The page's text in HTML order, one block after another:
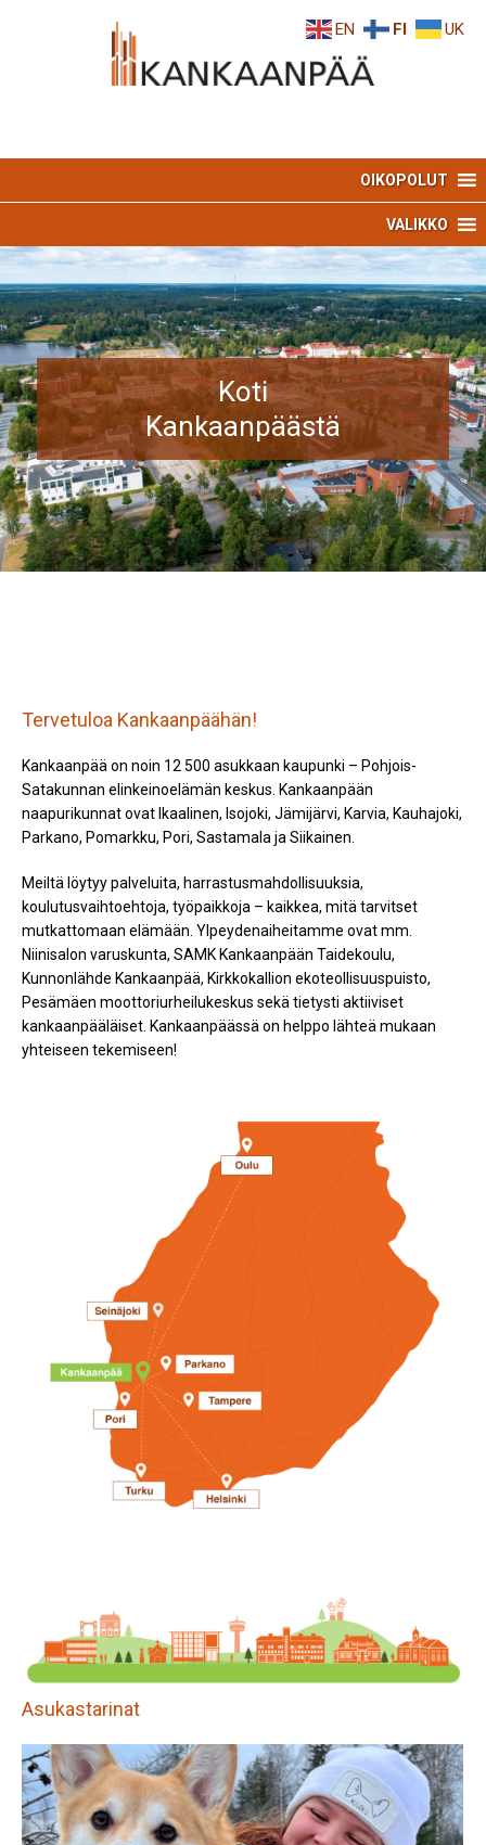
OIKOPOLUT
VALIKKO
Koti
Kankaanpäästä
Tervetuloa Kankaanpäähän!
Kankaanpää on noin 12 500 asukkaan kaupunki – Pohjois-
Satakunnan elinkeinoelämän keskus. Kankaanpään
naapurikunnat ovat Ikaalinen, Isojoki, Jämijärvi, Karvia, Kauhajoki,
Parkano, Pomarkku, Pori, Sastamala ja Siikainen.
Meiltä löytyy palveluita, harrastusmahdollisuuksia,
koulutusvaihtoehtoja, työpaikkoja – kaikkea, mitä tarvitset
mutkattomaan elämään. Ylpeydenaiheitamme ovat mm.
Niinisalon varuskunta, SAMK Kankaanpään Taidekoulu,
Kunnonlähde Kankaanpää, Kirkkokallion ekoteollisuuspuisto,
Pesämäen moottoriurheilukeskus sekä tietysti aktiiviset
kankaanpääläiset. Kankaanpäässä on helppo lähteä mukaan
yhteiseen tekemiseen!
Asukastarinat
EN FI UK